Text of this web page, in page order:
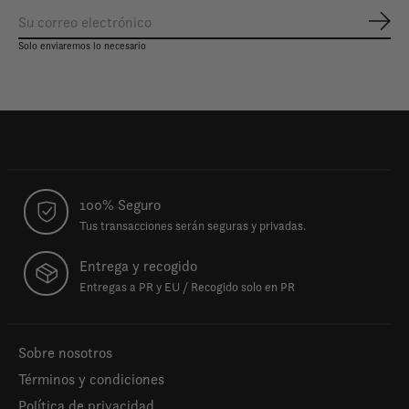
Solo enviaremos lo necesario
100% Seguro
Tus transacciones serán seguras y privadas.
Entrega y recogido
Entregas a PR y EU / Recogido solo en PR
Sobre nosotros
Términos y condiciones